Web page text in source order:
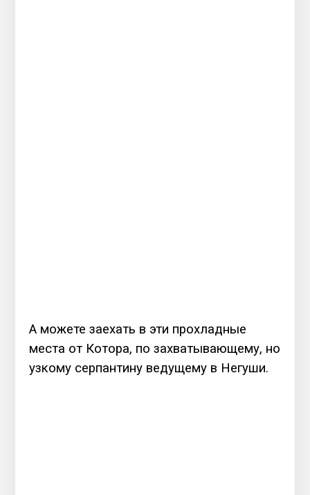
А можете заехать в эти прохладные
места от Котора, по захватывающему, но
узкому серпантину ведущему в Негуши.